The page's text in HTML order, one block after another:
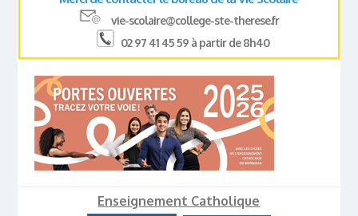
vie-scolaire@college-ste-therese.fr
02 97 41 45 59 à partir de 8h40
Enseignement Catholique